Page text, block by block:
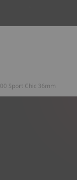
Sport Chic 36mm